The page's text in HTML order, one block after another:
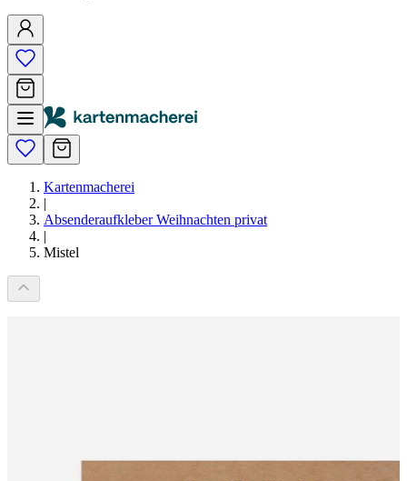
Kartenmacherei
|
Absenderaufkleber Weihnachten privat
|
Mistel